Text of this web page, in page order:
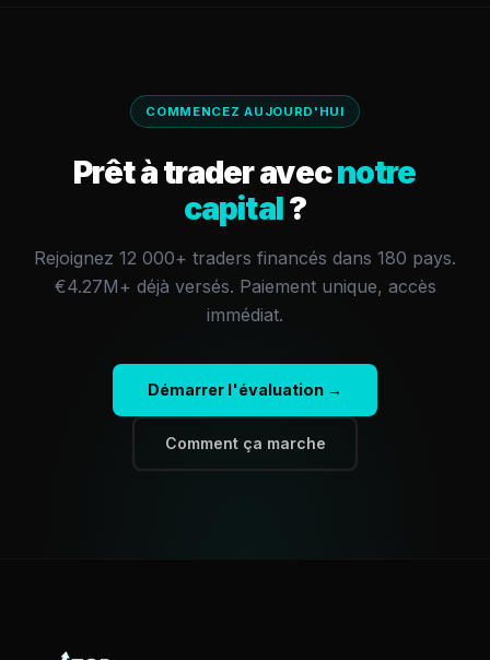
COMMENCEZ AUJOURD'HUI
Prêt à trader avecnotre
capital?
Rejoignez 12 000+ traders financés dans 180 pays.
€4.27M+ déjà versés. Paiement unique, accès
immédiat.
Démarrer l'évaluation →
Comment ça marche